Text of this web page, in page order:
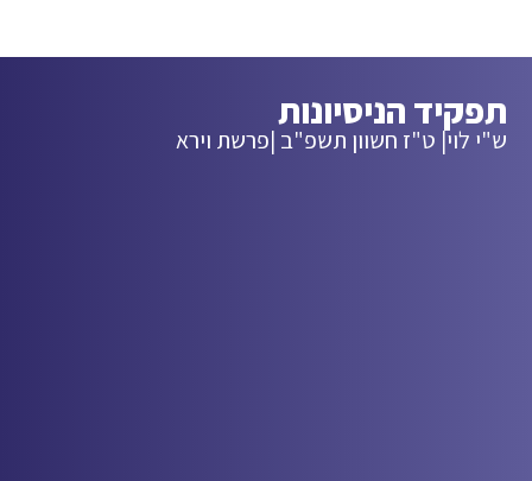
תפקיד הניסיונות
ש"י לוי| ט"ז חשוון תשפ"ב |פרשת וירא